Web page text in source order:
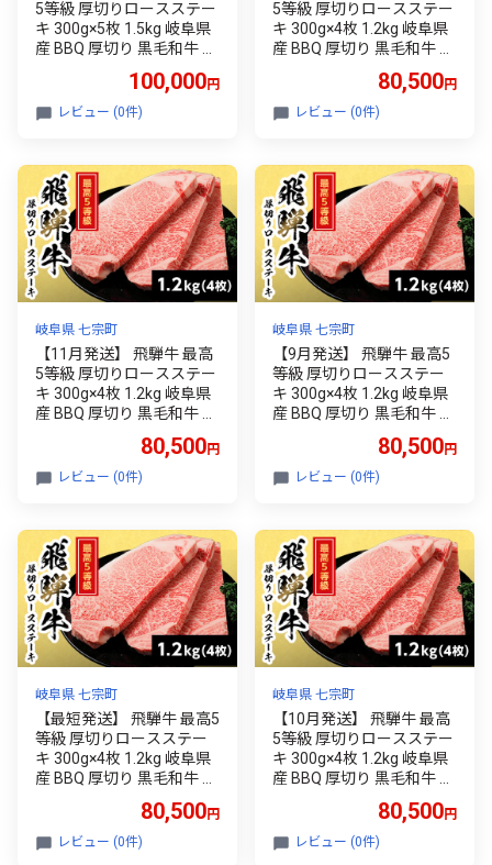
5等級 厚切りロースステー
キ 300g×5枚 1.5kg 岐阜県
産 BBQ 厚切り 黒毛和牛 5
り 牛肉 牛 国産 お取り寄せ
ごちそう 自宅用 和牛 最短
100,000円
レビュー (0件)
5等級 厚切りロースステー
キ 300g×4枚 1.2kg 岐阜県
産 BBQ 厚切り 黒毛和牛 5
り 牛肉 牛 国産 お取り寄せ
ごちそう 自宅用 和牛 最短
80,500円
レビュー (0件)
岐阜県 七宗町
【11月発送】 飛騨牛 最高
5等級 厚切りロースステー
キ 300g×4枚 1.2kg 岐阜県
産 BBQ 厚切り 黒毛和牛 5
り 牛肉 牛 国産 お取り寄せ
ごちそう 自宅用 和牛 最短
80,500円
レビュー (0件)
岐阜県 七宗町
【9月発送】 飛騨牛 最高5
等級 厚切りロースステー
キ 300g×4枚 1.2kg 岐阜県
産 BBQ 厚切り 黒毛和牛 5
り 牛肉 牛 国産 お取り寄せ
ごちそう 自宅用 和牛 最短
80,500円
レビュー (0件)
岐阜県 七宗町
【最短発送】 飛騨牛 最高5
等級 厚切りロースステー
キ 300g×4枚 1.2kg 岐阜県
産 BBQ 厚切り 黒毛和牛 5
り 牛肉 牛 国産 お取り寄せ
ごちそう 自宅用 和牛 最短
80,500円
レビュー (0件)
岐阜県 七宗町
【10月発送】 飛騨牛 最高
5等級 厚切りロースステー
キ 300g×4枚 1.2kg 岐阜県
産 BBQ 厚切り 黒毛和牛 5
り 牛肉 牛 国産 お取り寄せ
ごちそう 自宅用 和牛 最短
80,500円
レビュー (0件)